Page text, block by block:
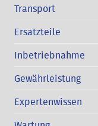
Transport
Ersatzteile
Inbetriebnahme
Gewährleistung
Expertenwissen